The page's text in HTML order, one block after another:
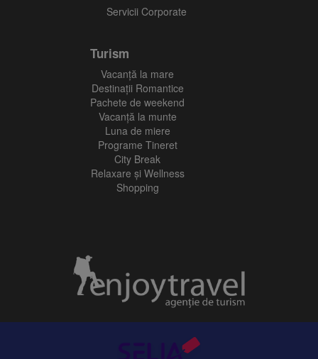
Servicii Corporate
Turism
Vacanţă la mare
Destinații Romantice
Pachete de weekend
Vacanță la munte
Luna de miere
Programe Tineret
City Break
Relaxare și Wellness
Shopping